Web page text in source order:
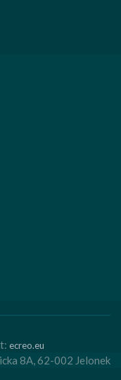
ecreo.eu
8A, 62-002 Jelonek